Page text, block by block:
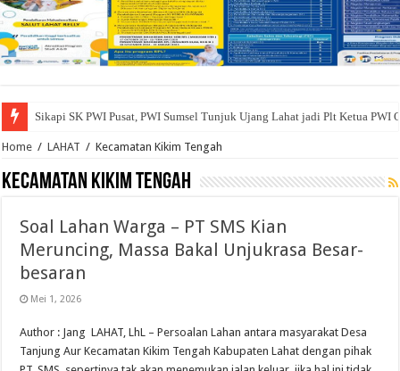
Sikapi SK PWI Pusat, PWI Sumsel Tunjuk Ujang Lahat jadi Plt Ketua PWI
Home / LAHAT / Kecamatan Kikim Tengah
Kecamatan Kikim Tengah
Soal Lahan Warga – PT SMS Kian
Meruncing, Massa Bakal Unjukrasa Besar-
besaran
Mei 1, 2026
Author : Jang LAHAT, LhL – Persoalan Lahan antara masyarakat Desa
Tanjung Aur Kecamatan Kikim Tengah Kabupaten Lahat dengan pihak